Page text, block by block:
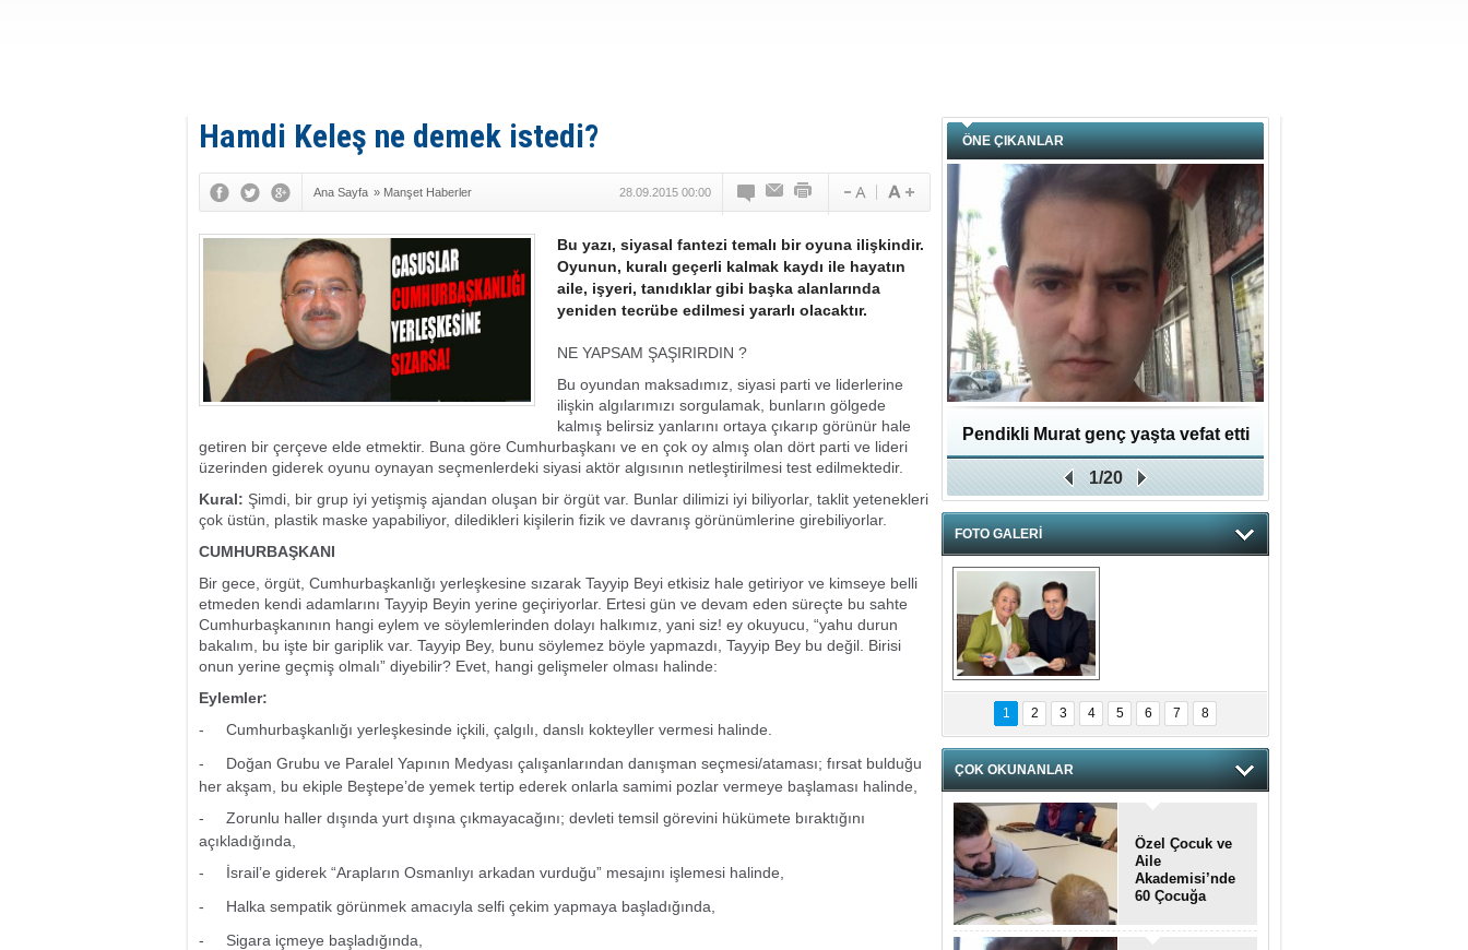
Hamdi Keleş ne demek istedi?
Ana Sayfa » Manşet Haberler 28.09.2015 00:00
Bu yazı, siyasal fantezi temalı bir oyuna ilişkindir.
Oyunun, kuralı geçerli kalmak kaydı ile hayatın
aile, işyeri, tanıdıklar gibi başka alanlarında
yeniden tecrübe edilmesi yararlı olacaktır.
NE YAPSAM ŞAŞIRIRDIN ?
Bu oyundan maksadımız, siyasi parti ve liderlerine
ilişkin algılarımızı sorgulamak, bunların gölgede
kalmış belirsiz yanlarını ortaya çıkarıp görünür hale
getiren bir çerçeve elde etmektir. Buna göre Cumhurbaşkanı ve en çok oy almış olan dört parti ve lideri
üzerinden giderek oyunu oynayan seçmenlerdeki siyasi aktör algısının netleştirilmesi test edilmektedir.
Kural: Şimdi, bir grup iyi yetişmiş ajandan oluşan bir örgüt var. Bunlar dilimizi iyi biliyorlar, taklit yetenekleri
çok üstün, plastik maske yapabiliyor, diledikleri kişilerin fizik ve davranış görünümlerine girebiliyorlar.
CUMHURBAŞKANI
Bir gece, örgüt, Cumhurbaşkanlığı yerleşkesine sızarak Tayyip Beyi etkisiz hale getiriyor ve kimseye belli
etmeden kendi adamlarını Tayyip Beyin yerine geçiriyorlar. Ertesi gün ve devam eden süreçte bu sahte
Cumhurbaşkanının hangi eylem ve söylemlerinden dolayı halkımız, yani siz! ey okuyucu, “yahu durun
bakalım, bu işte bir gariplik var. Tayyip Bey, bunu söylemez böyle yapmazdı, Tayyip Bey bu değil. Birisi
onun yerine geçmiş olmalı” diyebilir? Evet, hangi gelişmeler olması halinde:
Eylemler:
-
Cumhurbaşkanlığı yerleşkesinde içkili, çalgılı, danslı kokteyller vermesi halinde.
-
Doğan Grubu ve Paralel Yapının Medyası çalışanlarından danışman seçmesi/ataması; fırsat bulduğu
her akşam, bu ekiple Beştepe’de yemek tertip ederek onlarla samimi pozlar vermeye başlaması halinde,
-
Zorunlu haller dışında yurt dışına çıkmayacağını; devleti temsil görevini hükümete bıraktığını
açıkladığında,
-
İsrail’e giderek “Arapların Osmanlıyı arkadan vurduğu” mesajını işlemesi halinde,
-
Halka sempatik görünmek amacıyla selfi çekim yapmaya başladığında,
-
Sigara içmeye başladığında,
ÖNE ÇIKANLAR
Pendikli Murat genç yaşta vefat etti
1/20
FOTO GALERİ
hnzzzna
1 2 3 4 5 6 7 8
ÇOK OKUNANLAR
Özel Çocuk ve
Aile
Akademisi’nde
60 Çocuğa